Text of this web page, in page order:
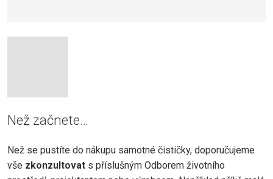
Než začnete…
Než se pustíte do nákupu samotné čističky, doporučujeme
vše zkonzultovat s příslušným Odborem životního